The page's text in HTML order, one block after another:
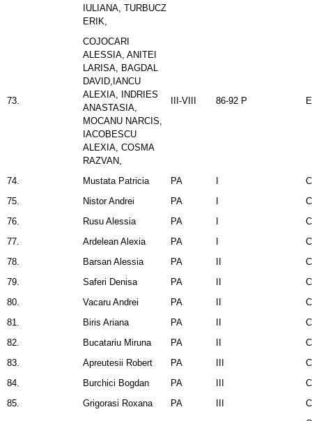
IULIANA, TURBUCZ
ERIK,
73.
COJOCARI
ALESSIA, ANITEI
LARISA, BAGDAL
DAVID,IANCU
ALEXIA, INDRIES
ANASTASIA,
MOCANU NARCIS,
IACOBESCU
ALEXIA, COSMA
RAZVAN,
III-VIII 86-92 P
74. Mustata Patricia PA
75.
Nistor Andrei PA
76.
Rusu Alessia PA
77.
Ardelean Alexia PA
78.
Barsan Alessia PA
79.
Saferi Denisa PA
80.
Vacaru Andrei PA
81.
Biris Ariana PA
82.
Bucatariu Miruna PA
83.
Apreutesii Robert PA
84.
Burchici Bogdan PA
85.
Grigorasi Roxana PA